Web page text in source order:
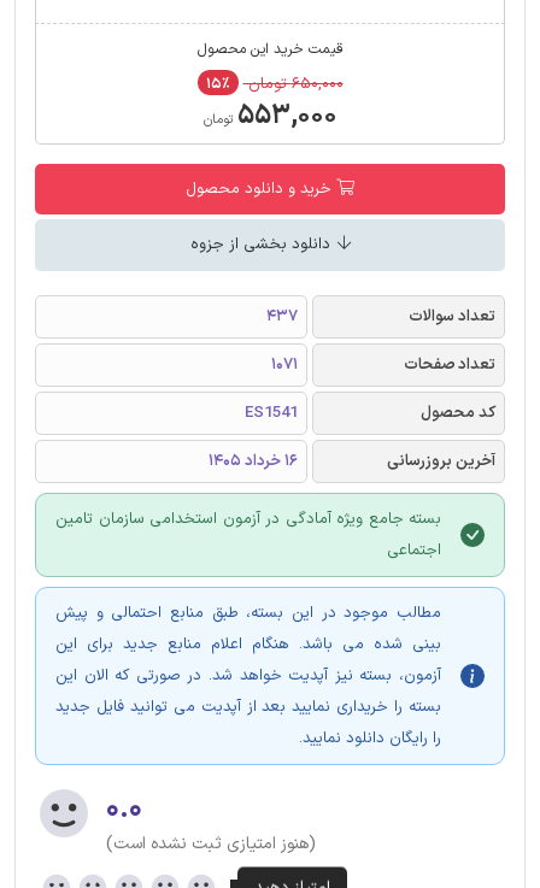
قیمت خرید این محصول
۶۵۰,۰۰۰ تومان ۱۵٪
۵۵۳,۰۰۰ تومان
خرید و دانلود محصول
دانلود بخشی از جزوه
تعداد سوالات
437
تعداد صفحات
1071
کد محصول
ES1541
آخرین بروزرسانی
16 خرداد 1405
بسته جامع ویژه آمادگی در آزمون استخدامی سازمان تامین
اجتماعی
مطالب موجود در این بسته، طبق منابع احتمالی و پیش
بینی شده می باشد. هنگام اعلام منابع جدید برای این
آزمون، بسته نیز آپدیت خواهد شد. در صورتی که الان این
بسته را خریداری نمایید بعد از آپدیت می توانید فایل جدید
را رایگان دانلود نمایید.
۰.۰
(هنوز امتیازی ثبت نشده است)